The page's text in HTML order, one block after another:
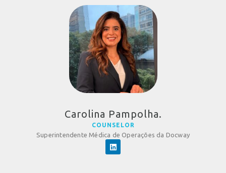
Carolina Pampolha.
COUNSELOR
Superintendente Médica de Operações da Docway